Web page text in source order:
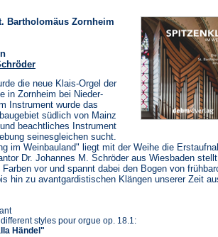
Bartholomäus Zornheim
die neue Klais-Orgel der
in Zornheim bei Nieder-
Instrument wurde das
südlich von Mainz
beachtliches Instrument
seinesgleichen sucht.
im Weinbauland" liegt mit der Weihe die
Dr. Johannes M. Schröder aus Wiesbaden
vor und spannt dabei den Bogen von
hin zu avantgardistischen Klängen unserer Zeit
styles pour orgue op. 18.1:
Händel"